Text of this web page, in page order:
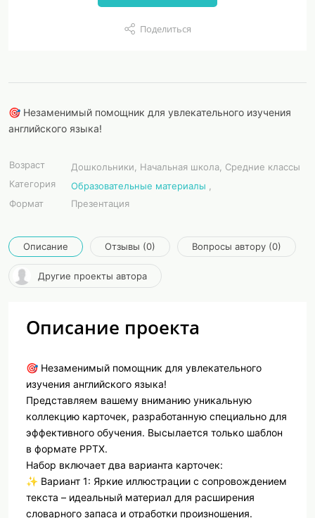
Поделиться
🎯 Незаменимый помощник для увлекательного изучения
английского языка!
Возраст
Дошкольники, Начальная школа, Средние классы
Категория
Образовательные материалы
Формат
Презентация
Описание Отзывы (0) Вопросы автору (0)
Другие проекты автора
Описание проекта
🎯 Незаменимый помощник для увлекательного
изучения английского языка!
Представляем вашему вниманию уникальную
коллекцию карточек, разработанную специально для
эффективного обучения. Высылается только шаблон
в формате PPTX.
Набор включает два варианта карточек:
✨ Вариант 1: Яркие иллюстрации с сопровождением
текста – идеальный материал для расширения
словарного запаса и отработки произношения.